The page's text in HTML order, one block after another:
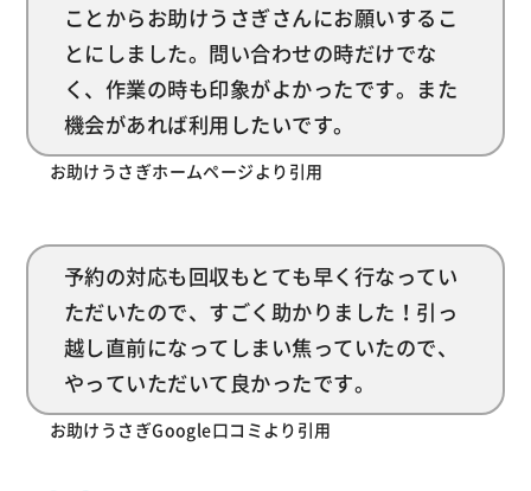
ことからお助けうさぎさんにお願いするこ
とにしました。問い合わせの時だけでな
く、作業の時も印象がよかったです。また
機会があれば利用したいです。
お助けうさぎホームページより引用
予約の対応も回収もとても早く行なってい
ただいたので、すごく助かりました！引っ
越し直前になってしまい焦っていたので、
やっていただいて良かったです。
お助けうさぎGoogle口コミより引用